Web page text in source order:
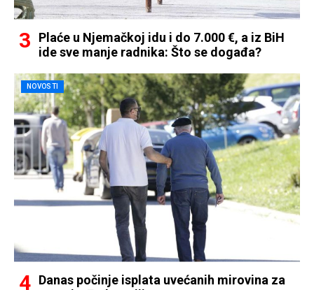
Plaće u Njemačkoj idu i do 7.000 €, a iz BiH
ide sve manje radnika: Što se događa?
NOVOSTI
Danas počinje isplata uvećanih mirovina za